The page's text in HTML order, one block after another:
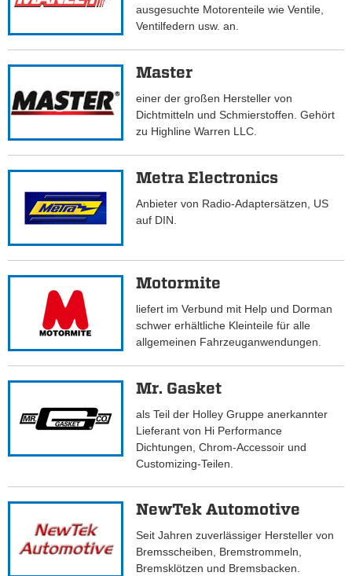
ausgesuchte Motorenteile wie Ventile,
Ventilfedern usw. an.
Master
einer der großen Hersteller von
Dichtmitteln und Schmierstoffen. Gehört
zu Highline Warren LLC.
Metra Electronics
Anbieter von Radio-Adaptersätzen, US
auf DIN.
Motormite
liefert im Verbund mit Help und Dorman
schwer erhältliche Kleinteile für alle
allgemeinen Fahrzeuganwendungen.
Mr. Gasket
als Teil der Holley Gruppe anerkannter
Lieferant von Hi Performance
Dichtungen, Chrom-Accessoir und
Customizing-Teilen.
NewTek Automotive
Seit Jahren zuverlässiger Hersteller von
Bremsscheiben, Bremstrommeln,
Bremsklötzen und Bremsbacken.